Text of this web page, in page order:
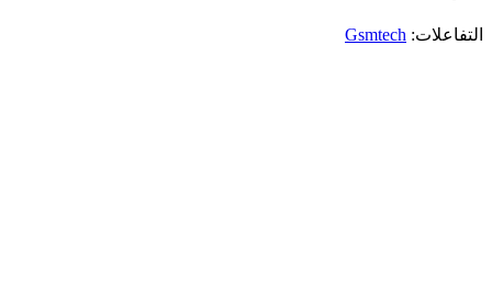
التفاعلات: Gsmtech